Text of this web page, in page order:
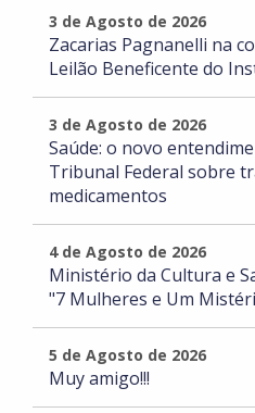
3 de Agosto de 2026
Zacarias Pagnanelli na
Leilão Beneficente do
3 de Agosto de 2026
Saúde: o novo
Tribunal Federal sobre
medicamentos
4 de Agosto de 2026
Ministério da Cultura e
"7 Mulheres e Um
5 de Agosto de 2026
Muy amigo!!!